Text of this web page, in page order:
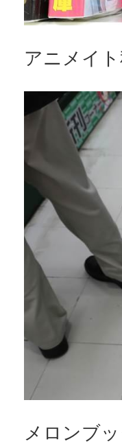
アニメイ
メロンブ